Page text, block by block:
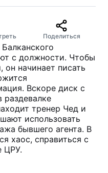
Поделиться
с должности. Чтобы
он начинает писать
Вскоре диск с
раздевалке
тренер Чед и
использовать
бывшего агента. В
хаос, справиться с
ЦРУ.